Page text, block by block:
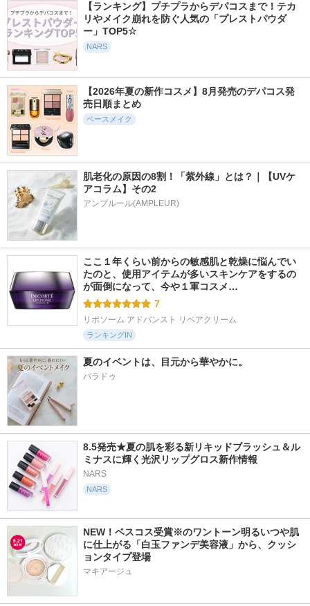
ディオール
5.6
4687件
ライトリフレクティ
ング プリズマティ
ックパウダー
NARS
5.4
7357件
エッセンス スキン
グロウ ファンデー
ション
5.4
4431件
5.4
14196件
ディオールスキン
ディオール
ン ブライトニング
＋ ba
エリクシール
ョンファンデーショ
ン
NARS
【ランキング】プチプラからデパコスまで！テカ
リやメイク崩れを防ぐ人気の「プレストパウダ
ー」TOP5☆
NARS
【2026年夏の新作コスメ】8月発売のデパコス発
売日順まとめ
ベースメイク
肌老化の原因の8割！「紫外線」とは？｜【UVケ
アコラム】その2
アンプルール(AMPLEUR)
ここ１年くらい前からの敏感肌と乾燥に悩んでい
たのと、使用アイテムが多いスキンケアをするの
が面倒になって、今や１軍コスメ…
7
リポソーム アドバンスト リペアクリーム
ランキングIN
夏のイベントは、目元から華やかに。
パラドゥ
8.5発売★夏の肌を彩る新リキッドブラッシュ＆ル
ミナスに輝く光沢リップグロス新作情報
NARS
NARS
NEW！ベスコス受賞※のワントーン明るいつや肌
に仕上がる「白玉ファンデ美容液」から、クッシ
ョンタイプ登場
マキアージュ